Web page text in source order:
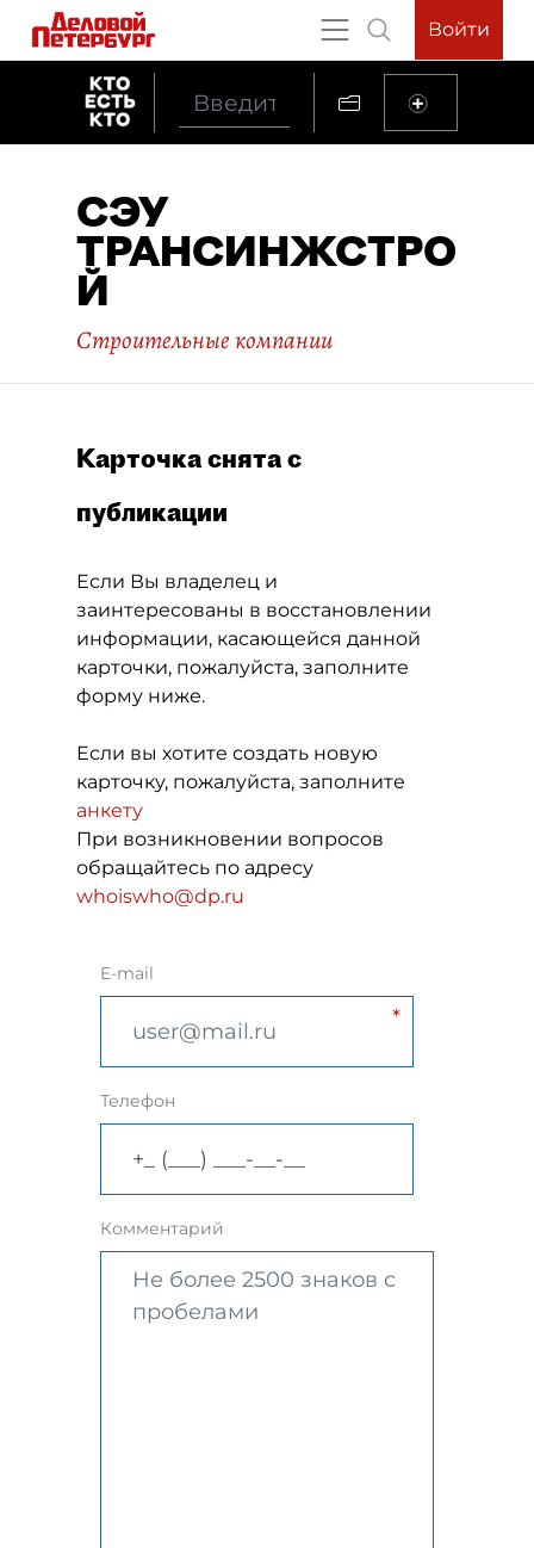
Войти
СЭУ
ТРАНСИНЖСТРО
Й
Строительные компании
Карточка снята с
публикации
Если Вы владелец и
заинтересованы в восстановлении
информации, касающейся данной
карточки, пожалуйста, заполните
форму ниже.
Если вы хотите создать новую
карточку, пожалуйста, заполните
анкету
При возникновении вопросов
обращайтесь по адресу
whoiswho@dp.ru
E-mail
Телефон
Комментарий